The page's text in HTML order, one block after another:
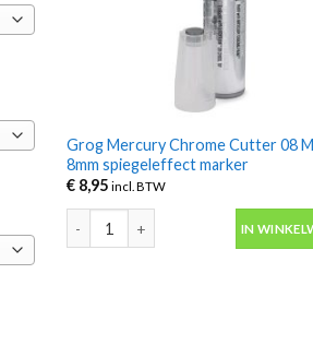
Grog Mercury Chrome Cutter 08
8mm spiegeleffect marker
€ 8,95 incl. BTW
IN